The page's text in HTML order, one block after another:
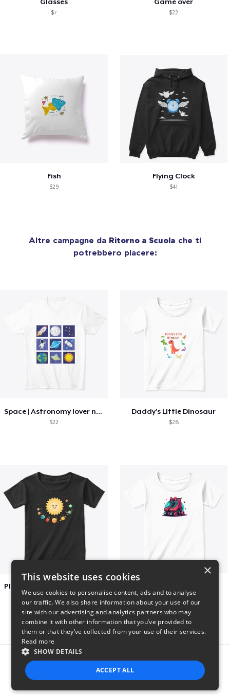
$7 $22
Fish
$29
Flying Clock
$41
Altre campagne da Ritorno a Scuola che ti
potrebbero piacere:
Space | Astronomy lover nice summer tee
$22
Daddy's Little Dinosaur
$28
$22 $22
Report this product
×
This website uses cookies
We use cookies to personalise content, ads and to analyse
our traffic. We also share information about your use of our
site with our advertising and analytics partners who may
combine it with other information that you’ve provided to
them or that they’ve collected from your use of their services.
Read more
SHOW DETAILS
ACCEPT ALL